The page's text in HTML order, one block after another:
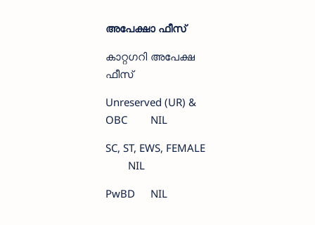
അപേക്ഷാ ഫീസ്‌
കാറ്റഗറി അപേക്ഷ
ഫീസ്
Unreserved (UR) &
OBC
NIL
SC, ST, EWS, FEMALE
NIL
PwBD
NIL